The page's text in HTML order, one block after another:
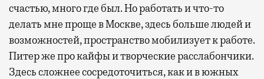
счастью, много где был. Но работать и что-то
делать мне проще в Москве, здесь больше людей и
возможностей, пространство мобилизует к работе.
Питер же про кайфы и творческие расслабончики.
Здесь сложнее сосредоточиться, как и в южных